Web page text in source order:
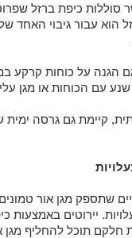
סוללות כיפת ברזל
הוא עבור גיבוי האחד
על כוחות קרקע
עם הכוחות או מגן
קיימת גם גרסה
שתספק מגן אור
חלקם תוכל להחליף מגן